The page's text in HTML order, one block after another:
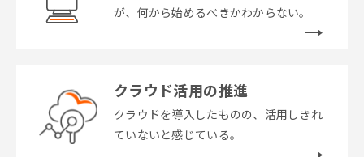
が、何から始めるべきかわからない。
クラウド活用の推進
クラウドを導入したものの、活用しきれ
ていないと感じている。